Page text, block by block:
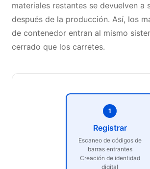
materiales restantes se devuelven a
después de la producción. Así, los
de contenedor entran al mismo
cerrado que los carretes.
1
Registrar
Escaneo de códigos de
barras entrantes
Creación de identidad
digital